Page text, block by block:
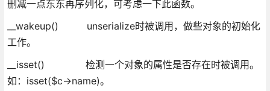
删减一点东东再序列化，可考虑一下此函数。
__wakeup() unserialize时被调用，做些对象的初始化
工作。
__isset() 检测一个对象的属性是否存在时被调用。
如：isset($c->name)。